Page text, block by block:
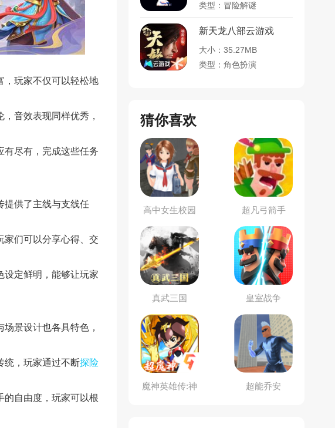
，玩家不仅可以轻松地
音效表现同样优秀，
有尽有，完成这些任务
提供了主线与支线任
家们可以分享心得、交
设定鲜明，能够让玩家
景设计也各具特色，
统，玩家通过不断探险
的自由度，玩家可以根
类型：冒险解谜
新天龙八部云游戏
大小：35.27MB
类型：角色扮演
猜你喜欢
高中女生校园
超凡弓箭手
真武三国 皇室战争
魔神英雄传:神
超能乔安